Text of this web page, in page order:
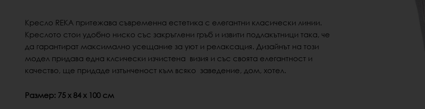
Кресло REKA притежава съвременна естетика с елегантни класически линии.
Креслото стои удобно ниско със закръглени гръб и извити подлакътници така, че
да гарантират максимално усещание за уют и релаксация. Дизайнът на този
модел придава една клсически изчистена визия и със своята елегантност и
качество, ще придаде изтънченост към всяко заведение, дом, хотел.
Размер: 75 х 84 х 100 см